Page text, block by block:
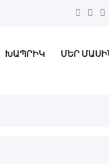
ԽԱՊՐԻԿ ՄԵՐ